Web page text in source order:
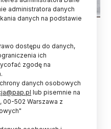
ważące zbyt dużo –
mają
wytrwałością w
przeprowadzonego
u osób z
administratora danych
danych na podstawie
dostępu do danych,
ich
zgodę na
danych osobowych
lub pisemnie na
00-502 Warszawa z